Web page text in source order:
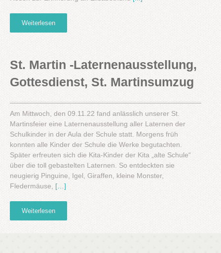
Weiterlesen
St. Martin -Laternenausstellung,
Gottesdienst, St. Martinsumzug
Am Mittwoch, den 09.11.22 fand anlässlich unserer St.
Martinsfeier eine Laternenausstellung aller Laternen der
Schulkinder in der Aula der Schule statt. Morgens früh
konnten alle Kinder der Schule die Werke begutachten.
Später erfreuten sich die Kita-Kinder der Kita „alte Schule“
über die toll gebastelten Laternen. So entdeckten sie
neugierig Pinguine, Igel, Giraffen, kleine Monster,
Fledermäuse, […]
Weiterlesen